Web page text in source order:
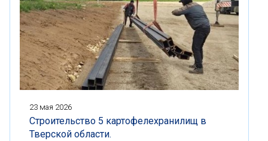
23 мая 2026
Строительство 5 картофелехранилищ в
Тверской области.